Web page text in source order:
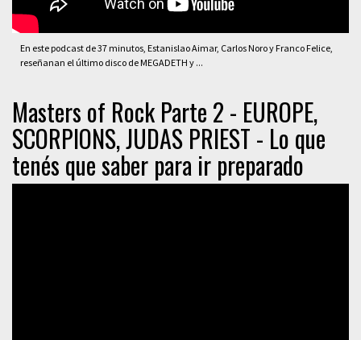
En este podcast de 37 minutos, Estanislao Aimar, Carlos Noro y Franco Felice,
reseñanan el último disco de MEGADETH y ...
Masters of Rock Parte 2 - EUROPE,
SCORPIONS, JUDAS PRIEST - Lo que
tenés que saber para ir preparado